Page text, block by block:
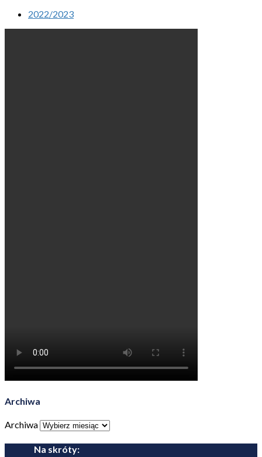
2022/2023
Archiwa
Archiwa
Na skróty: